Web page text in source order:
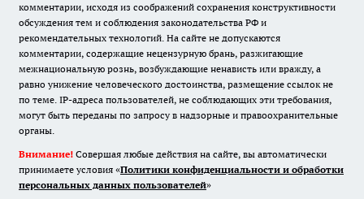
комментарии, исходя из соображений сохранения конструктивности
обсуждения тем и соблюдения законодательства РФ и
рекомендательных технологий. На сайте не допускаются
комментарии, содержащие нецензурную брань, разжигающие
межнациональную рознь, возбуждающие ненависть или вражду, а
равно унижение человеческого достоинства, размещение ссылок не
по теме. IP-адреса пользователей, не соблюдающих эти требования,
могут быть переданы по запросу в надзорные и правоохранительные
органы.
Внимание! Совершая любые действия на сайте, вы автоматически
принимаете условия «Политики конфиденциальности и обработки
персональных данных пользователей»